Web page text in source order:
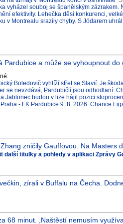
vyházel souboj se španělským zázrakem.
efektivity. Lehečka děsí konkurenci,
v Montrealu srazily chyby. S Jódarem
Pardubice a může se vyhoupnout
Boledovič vyhlíží střet se Slavií: Je
se nevzdává, Pardubičtí jsou odhodlaní:
Jablonec budou v lize hájit pozici
- FK Pardubice 9. 8. 2026: Chance
zničily Gauffovou. Na Masters
další titulky a pohledy v aplikaci Zprávy
zírali v Buffalu na Čecha.
68 minut. ,Naštěstí nemusím